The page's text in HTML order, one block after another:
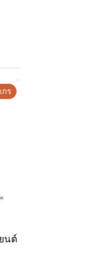
ร
นต์